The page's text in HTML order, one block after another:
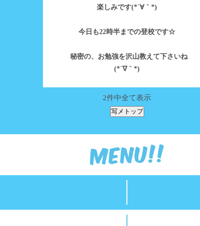
楽しみです(*´∀｀*)
今日も22時半までの登校です☆
秘密の、お勉強を沢山教えて下さいね
(*´∇｀*)
2件中全て表示